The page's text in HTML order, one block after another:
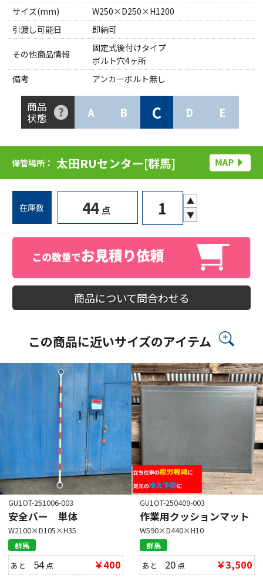
サイズ(mm)
W250×D250×H1200
引渡し可能日
即納可
その他商品情報
固定式後付けタイプ
ボルト穴4ヶ所
備考
アンカーボルト無し
商品
状態
A B C D E
保管場所： 太田RUセンター[群馬]
在庫数 44 点
▲
▼
商品について問合わせる
この商品に近いサイズのアイテム
GU1OT-251006-003
安全バー 単体
W2100×D105×H35
群馬
あと 54点 ￥400
GU1OT-250409-003
作業用クッションマット
W590×D440×H10
群馬
あと 20 点 ￥3,500